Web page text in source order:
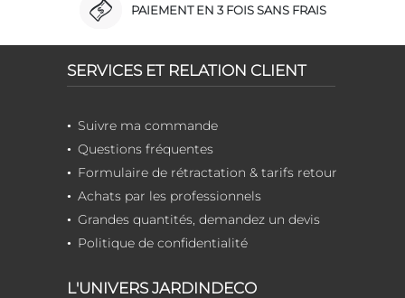
PAIEMENT EN 3 FOIS SANS FRAIS
SERVICES ET RELATION CLIENT
Suivre ma commande
Questions fréquentes
Formulaire de rétractation & tarifs retour
Achats par les professionnels
Grandes quantités, demandez un devis
Politique de confidentialité
L'UNIVERS JARDINDECO